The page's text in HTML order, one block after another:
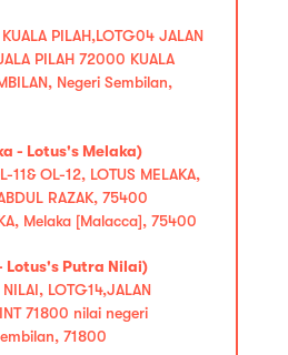
PILAH,LOTG04 JALAN
PILAH 72000 KUALA
Negeri Sembilan,
- Lotus's Melaka)
11& OL-12, LOTUS MELAKA,
RAZAK, 75400
Melaka [Malacca], 75400
Lotus's Putra Nilai)
LOTG14,JALAN
71800 nilai negeri
71800